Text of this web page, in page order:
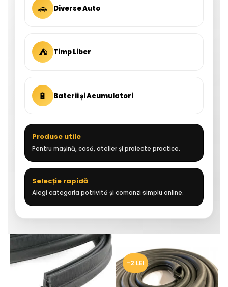
🚗 Diverse Auto
⛺ Timp Liber
🔋 Baterii și Acumulatori
Produse utile
Pentru mașină, casă, atelier și proiecte practice.
Selecție rapidă
Alegi categoria potrivită și comanzi simplu online.
-2 LEI